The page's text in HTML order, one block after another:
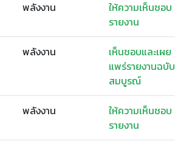
พลังงาน
ให้ความเห็นชอบ
รายงาน
พลังงาน
เห็นชอบและเผย
แพร่รายงานฉบับ
สมบูรณ์
พลังงาน
ให้ความเห็นชอบ
รายงาน